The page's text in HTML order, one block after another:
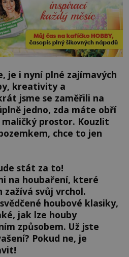
je i nyní plné zajímavých
kreativity a
jsme se zaměřili na
jedno, zda máte obří
prostor. Kouzlit
chce to jen
stát za to!
na houbaření, které
svůj vrchol.
houbové klasiky,
jak lze houby
způsobem. Už jste
Pokud ne, je